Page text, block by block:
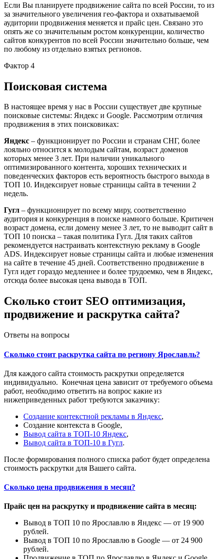
Если Вы планируете продвижение сайта по всей России, то из
за значительного увеличения гео-фактора и охватываемой
аудитории продвижения меняется и прайс цен. Связано это
опять же со значительным ростом конкуренции, количество
сайтов конкурентов по всей России значительно больше, чем
по любому из отдельно взятых регионов.
Фактор 4
Поисковая система
В настоящее время у нас в России существует две крупные
поисковые системы: Яндекс и Google. Рассмотрим отличия
продвижения в этих поисковиках:
Яндекс – функционирует по России и странам СНГ, более
лояльно относится к молодым сайтам, возраст доменов
которых менее 3 лет. При наличии уникального
оптимизированного контента, хороших технических и
поведенческих факторов есть вероятность быстрого выхода в
ТОП 10. Индексирует новые страницы сайта в течении 2
недель.
Гугл – функционирует по всему миру, соответственно
аудитория и конкуренция в поиске намного больше. Критичен
возраст домена, если домену менее 3 лет, то не выводит сайт в
ТОП 10 поиска – такая политика Гугл. Для таких сайтов
рекомендуется настраивать контекстную рекламу в Google
ADS. Индексирует новые страницы сайта и любые изменения
на сайте в течение 45 дней. Соответственно продвижение в
Гугл идет гораздо медленнее и более трудоемко, чем в Яндекс,
отсюда более высокая цена вывода в ТОП.
Сколько стоит SEO оптимизация,
продвижение и раскрутка сайта?
Ответы на вопросы
Сколько стоит раскрутка сайта по региону Ярославль?
Для каждого сайта стоимость раскрутки определяется
индивидуально. Конечная цена зависит от требуемого объема
работ, необходимо ответить на вопрос какие из
нижеприведенных работ требуются заказчику:
Создание контекстной рекламы в Яндекс,
Создание контекста в Google,
Вывод сайта в ТОП-10 Яндекс,
Вывод сайта в ТОП-10 в Гугл.
После формирования полного списка работ будет определена
стоимость раскрутки для Вашего сайта.
Сколько цена продвижения в месяц?
Прайс цен на раскрутку и продвижение сайта в месяц:
Вывод в ТОП 10 по Ярославлю в Яндекс — от 19 900
рублей.
Вывод в ТОП 10 по Ярославлю в Google — от 24 900
рублей.